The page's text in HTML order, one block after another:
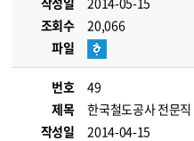
조회수
20,066
파일
번호
49
제목
한국철도공사 전문직
작성일
2014-04-15